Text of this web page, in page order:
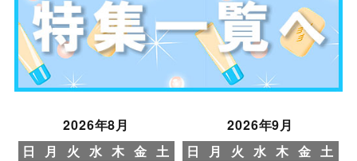
2026年8月
日
月 火 水 木 金 土
2026年9月
日
月 火 水 木 金 土